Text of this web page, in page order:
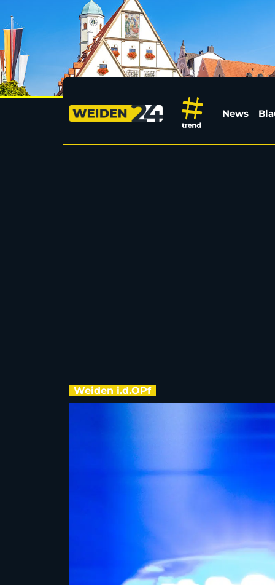
19-Jähriger in
News
Weiden i.d.OPf